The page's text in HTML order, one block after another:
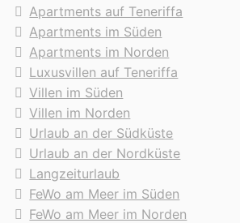
Apartments auf Teneriffa
Apartments im Süden
Apartments im Norden
Luxusvillen auf Teneriffa
Villen im Süden
Villen im Norden
Urlaub an der Südküste
Urlaub an der Nordküste
Langzeiturlaub
FeWo am Meer im Süden
FeWo am Meer im Norden